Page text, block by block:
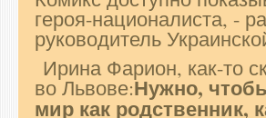
героя-националиста, -
руководитель
Ирина Фарион, как-то
во Львове:Нужно,
мир как родственник,